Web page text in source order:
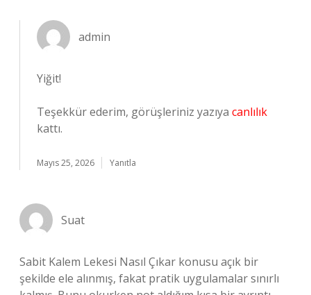
admin
Yiğit!
Teşekkür ederim, görüşleriniz yazıya canlılık
kattı.
Mayıs 25, 2026 Yanıtla
Suat
Sabit Kalem Lekesi Nasıl Çıkar konusu açık bir
şekilde ele alınmış, fakat pratik uygulamalar sınırlı